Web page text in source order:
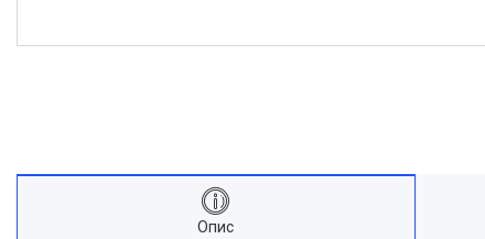
Опис